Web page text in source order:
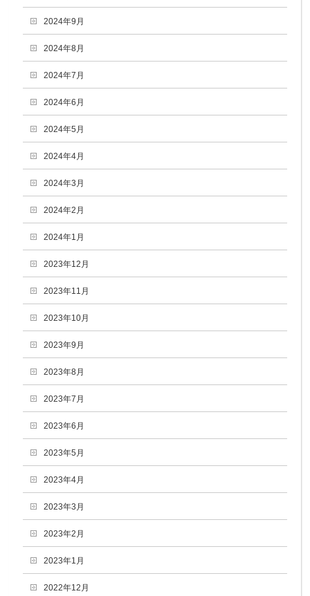
2024年9月
2024年8月
2024年7月
2024年6月
2024年5月
2024年4月
2024年3月
2024年2月
2024年1月
2023年12月
2023年11月
2023年10月
2023年9月
2023年8月
2023年7月
2023年6月
2023年5月
2023年4月
2023年3月
2023年2月
2023年1月
2022年12月